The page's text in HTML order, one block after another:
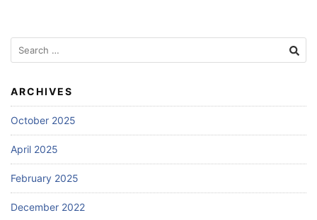
Search
for:
ARCHIVES
October 2025
April 2025
February 2025
December 2022